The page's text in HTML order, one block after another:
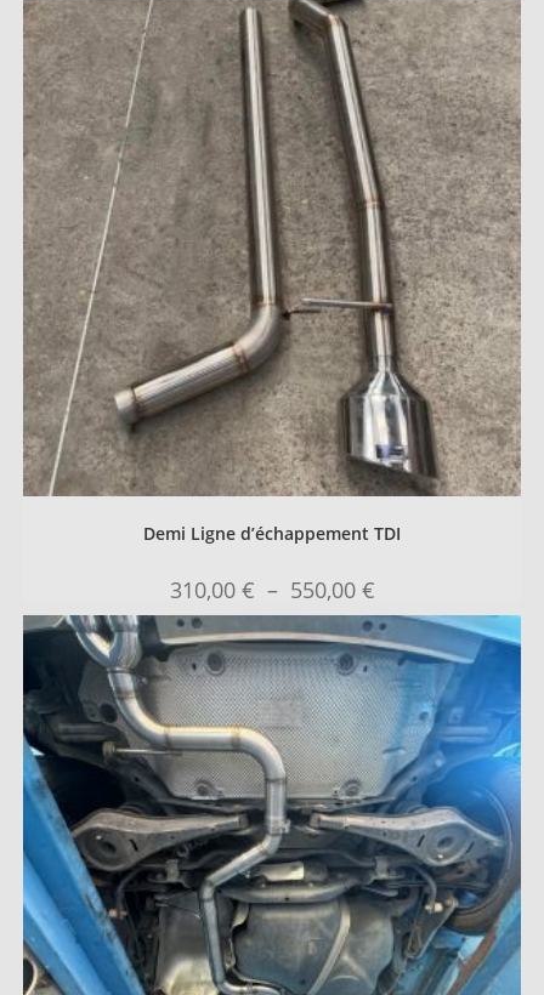
Demi Ligne d’échappement TDI
310,00 € – 550,00 €